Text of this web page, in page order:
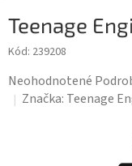
Teenage
Kód: 239208
Priemerné
hodnotenie
Neohodnotené
Značka: Teenage